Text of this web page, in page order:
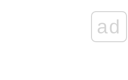
ad